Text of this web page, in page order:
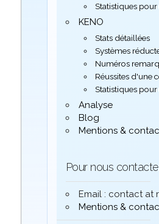
Statistiques
KENO
Stats détaillées
Systèmes
Numéros
Réussites d'une
Statistiques
Analyse
Blog
Mentions &
Pour nous
Email : contact at
Mentions &